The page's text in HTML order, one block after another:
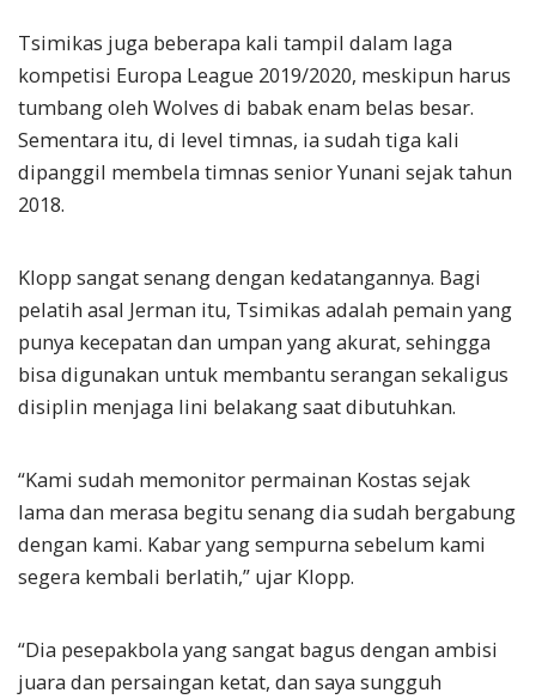
Tsimikas juga beberapa kali tampil dalam laga
kompetisi Europa League 2019/2020, meskipun harus
tumbang oleh Wolves di babak enam belas besar.
Sementara itu, di level timnas, ia sudah tiga kali
dipanggil membela timnas senior Yunani sejak tahun
2018.
Klopp sangat senang dengan kedatangannya. Bagi
pelatih asal Jerman itu, Tsimikas adalah pemain yang
punya kecepatan dan umpan yang akurat, sehingga
bisa digunakan untuk membantu serangan sekaligus
disiplin menjaga lini belakang saat dibutuhkan.
“Kami sudah memonitor permainan Kostas sejak
lama dan merasa begitu senang dia sudah bergabung
dengan kami. Kabar yang sempurna sebelum kami
segera kembali berlatih,” ujar Klopp.
“Dia pesepakbola yang sangat bagus dengan ambisi
juara dan persaingan ketat, dan saya sungguh